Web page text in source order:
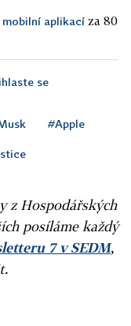
mobilní aplikací za 80
se
#Apple
z Hospodářských
posíláme každý
7 v SEDM,